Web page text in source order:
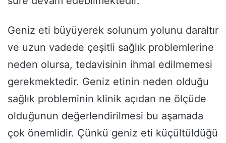
Geniz eti büyüyerek solunum yolunu daraltır
ve uzun vadede çeşitli sağlık problemlerine
neden olursa, tedavisinin ihmal edilmemesi
gerekmektedir. Geniz etinin neden olduğu
sağlık probleminin klinik açıdan ne ölçüde
olduğunun değerlendirilmesi bu aşamada
çok önemlidir. Çünkü geniz eti küçültüldüğü